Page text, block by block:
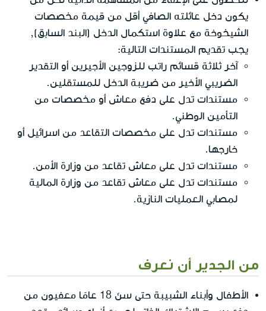
يكون دخل عائلته الصافي أقل من قيمة مخصصات
الشيخوخة مع علاوة استكمال الدخل (البند السابق),
يجب تقديم المستندات التالية:
آخر ثلاثة قسائم راتب للزوجين الأجيرين أو التقدير
الضريبي الأخير من ضريبة الدخل للمستقلين.
مستندات تدل على دفع معاش أو مخصصات من
التأمين الوطني.
مستندات تدل على مخصصات التقاعد من اسرائيل أو
خارجها.
مستندات تدل على معاش تقاعد من وزارة الأمن.
مستندات تدل على معاش تقاعد من وزارة المالية
لمصابي العمليات النازية.
من الجدير أن نعرف
الأطفال وأبناء الشبيبة حتى سنّ 18 عامًا معفيون من